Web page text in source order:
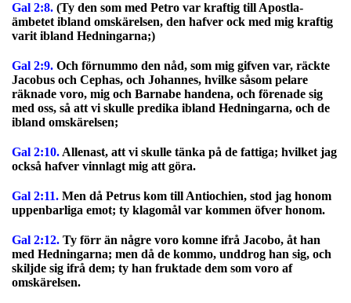
Gal 2:8. (Ty den som med Petro var kraftig till Apostla-
ämbetet ibland omskärelsen, den hafver ock med mig kraftig
varit ibland Hedningarna;)
Gal 2:9. Och förnummo den nåd, som mig gifven var, räckte
Jacobus och Cephas, och Johannes, hvilke såsom pelare
räknade voro, mig och Barnabe handena, och förenade sig
med oss, så att vi skulle predika ibland Hedningarna, och de
ibland omskärelsen;
Gal 2:10. Allenast, att vi skulle tänka på de fattiga; hvilket jag
också hafver vinnlagt mig att göra.
Gal 2:11. Men då Petrus kom till Antiochien, stod jag honom
uppenbarliga emot; ty klagomål var kommen öfver honom.
Gal 2:12. Ty förr än någre voro komne ifrå Jacobo, åt han
med Hedningarna; men då de kommo, unddrog han sig, och
skiljde sig ifrå dem; ty han fruktade dem som voro af
omskärelsen.